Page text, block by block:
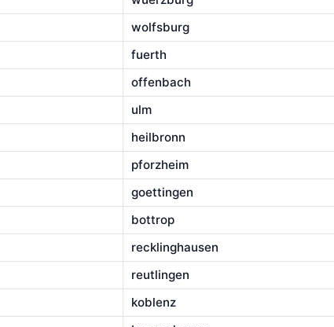
wolfsburg
fuerth
offenbach
ulm
heilbronn
pforzheim
goettingen
bottrop
recklinghausen
reutlingen
koblenz